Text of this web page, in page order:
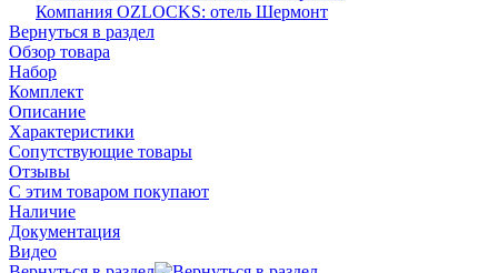
Компания OZLOCKS: отель Шермонт
Вернуться в раздел
Обзор товара
Набор
Комплект
Описание
Характеристики
Сопутствующие товары
Отзывы
С этим товаром покупают
Наличие
Документация
Видео